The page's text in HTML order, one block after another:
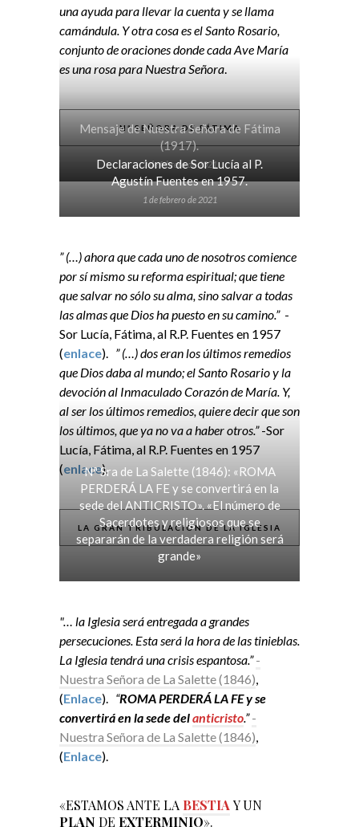
una ayuda para llevar la cuenta y se llama
camándula. Y otra cosa es el Santo Rosario,
conjunto de oraciones donde cada Ave María
es una rosa para Nuestra Señora.
Nª SEÑORA DE FÁTIMA
Mensaje de Nuestra Señora de Fátima
(1917).
2 de febrero de 2021
Declaraciones de Sor Lucía al P.
Agustín Fuentes en 1957.
1 de febrero de 2021
” (…) ahora que cada uno de nosotros comience
por sí mismo su reforma espiritual; que tiene
que salvar no sólo su alma, sino salvar a todas
las almas que Dios ha puesto en su camino.” -
Sor Lucía, Fátima, al R.P. Fuentes en 1957
(enlace). ” (…) dos eran los últimos remedios
que Dios daba al mundo; el Santo Rosario y la
devoción al Inmaculado Corazón de María. Y,
al ser los últimos remedios, quiere decir que son
los últimos, que ya no va a haber otros.”-Sor
Lucía, Fátima, al R.P. Fuentes en 1957
(enlace).
LA GRAN TRIBULACIÓN DE LA IGLESIA
Nª Sra de La Salette (1846): «ROMA
PERDERÁ LA FE y se convertirá en la
sede del ANTICRISTO». «El número de
Sacerdotes y religiosos que se
separarán de la verdadera religión será
grande»
"… la Iglesia será entregada a grandes
persecuciones. Esta será la hora de las tinieblas.
La Iglesia tendrá una crisis espantosa.” -
Nuestra Señora de La Salette (1846),
(Enlace). “ROMA PERDERÁ LA FE y se
convertirá en la sede delanticristo.” -
Nuestra Señora de La Salette (1846),
(Enlace).
«ESTAMOS ANTE LA BESTIA Y UN
PLAN DE EXTERMINIO».